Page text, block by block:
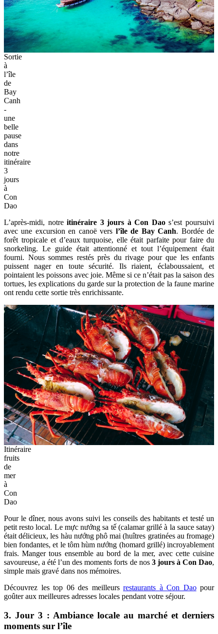
Sortie
à
l’île
de
Bay
Canh
-
une
belle
pause
dans
notre
itinéraire
3
jours
à
Con
Dao
L’après-midi, notreitinéraire 3 jours à Con Daos’est poursuivi
avec une excursion en canoë vers l’île de Bay Canh. Bordée de
forêt tropicale et d’eaux turquoise, elle était parfaite pour faire du
snorkeling. Le guide était attentionné et tout l’équipement était
fourni. Nous sommes restés près du rivage pour que les enfants
puissent nager en toute sécurité. Ils riaient, éclaboussaient, et
pointaient les poissons avec joie. Même si ce n’était pas la saison des
tortues, les explications du garde sur la protection de la faune marine
ont rendu cette sortie très enrichissante.
Itinéraire
fruits
de
mer
à
Con
Dao
Pour le dîner, nous avons suivi les conseils des habitants et testé un
petit resto local. Le mực nướng sa tế (calamar grillé à la sauce satay)
était délicieux, les hàu nướng phô mai (huîtres gratinées au fromage)
bien fondantes, et le tôm hùm nướng (homard grillé) incroyablement
frais. Manger tous ensemble au bord de la mer, avec cette cuisine
savoureuse, a été l’un des moments forts de nos 3 jours à Con Dao,
simple mais gravé dans nos mémoires.
Découvrez les top 06 des meilleurs restaurants à Con Daopour
goûter aux meilleures adresses locales pendant votre séjour.
3. Jour 3 : Ambiance locale au marché et derniers
moments sur l’île